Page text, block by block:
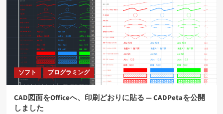
ソフト プログラミング
CAD図面をOfficeへ、印刷どおりに貼る ― CADPetaを公開
しました